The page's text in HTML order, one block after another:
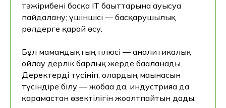
тәжірибені басқа IT бағыттарына ауысуға
пайдалану; үшіншісі — басқарушылық
рөлдерге қарай өсу.
Бұл мамандықтың плюсі — аналитикалық
ойлау дерлік барлық жерде бағаланады.
Деректерді түсініп, олардың мағынасын
түсіндіре білу — жобаға да, индустрияға да
қарамастан өзектілігін жоғалтпайтын дағды.
Оқуға түсу 2026
Мамандық